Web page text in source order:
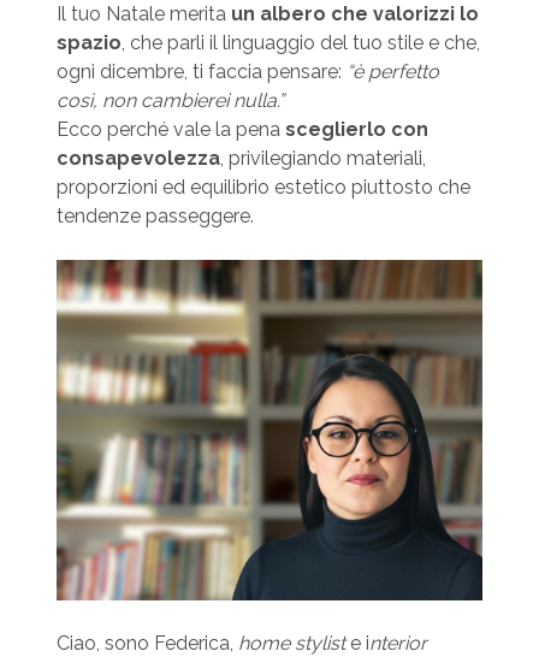
Il tuo Natale merita un albero che valorizzi lo
spazio, che parli il linguaggio del tuo stile e che,
ogni dicembre, ti faccia pensare: “è perfetto
così, non cambierei nulla.”
Ecco perché vale la pena sceglierlo con
consapevolezza, privilegiando materiali,
proporzioni ed equilibrio estetico piuttosto che
tendenze passeggere.
Ciao, sono Federica, home styliste interior